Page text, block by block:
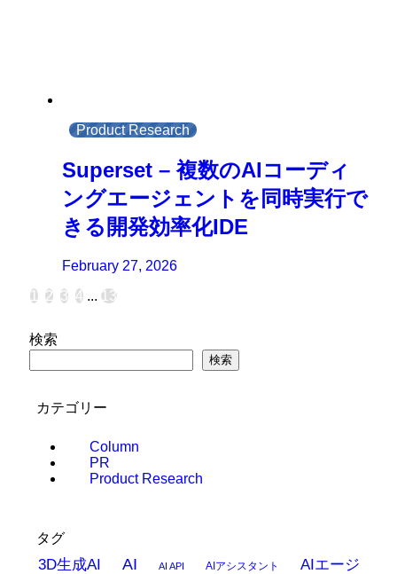
Product Research
Superset – 複数のAIコーディ
ングエージェントを同時実行で
きる開発効率化IDE
February 27, 2026
1 2 3 4 ... 13
検索
検索
カテゴリー
Column
PR
Product Research
タグ
3D生成AI AI AI API AIアシスタント
AIエージ